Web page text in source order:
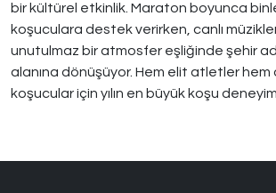
bir kültürel etkinlik. Maraton boyunca
koşuculara destek verirken, canlı
unutulmaz bir atmosfer eşliğinde şehir
alanına dönüşüyor. Hem elit atletler
koşucular için yılın en büyük koşu